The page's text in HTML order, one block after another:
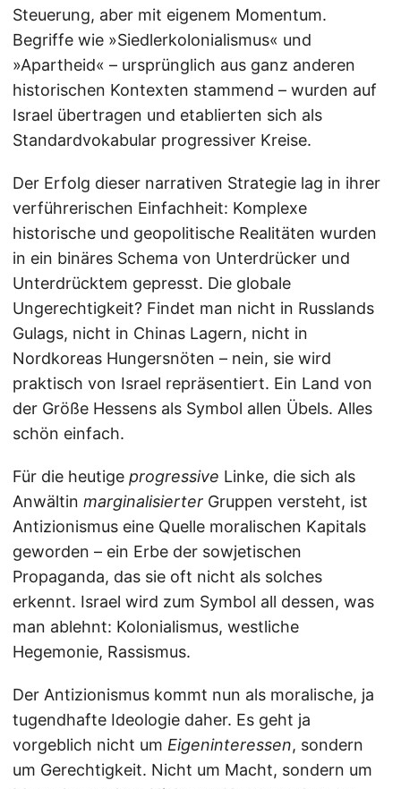
Steuerung, aber mit eigenem Momentum.
Begriffe wie »Siedlerkolonialismus« und
»Apartheid« – ursprünglich aus ganz anderen
historischen Kontexten stammend – wurden auf
Israel übertragen und etablierten sich als
Standardvokabular progressiver Kreise.
Der Erfolg dieser narrativen Strategie lag in ihrer
verführerischen Einfachheit: Komplexe
historische und geopolitische Realitäten wurden
in ein binäres Schema von Unterdrücker und
Unterdrücktem gepresst. Die globale
Ungerechtigkeit? Findet man nicht in Russlands
Gulags, nicht in Chinas Lagern, nicht in
Nordkoreas Hungersnöten – nein, sie wird
praktisch von Israel repräsentiert. Ein Land von
der Größe Hessens als Symbol allen Übels. Alles
schön einfach.
Für die heutige progressive Linke, die sich als
Anwältin marginalisierter Gruppen versteht, ist
Antizionismus eine Quelle moralischen Kapitals
geworden – ein Erbe der sowjetischen
Propaganda, das sie oft nicht als solches
erkennt. Israel wird zum Symbol all dessen, was
man ablehnt: Kolonialismus, westliche
Hegemonie, Rassismus.
Der Antizionismus kommt nun als moralische, ja
tugendhafte Ideologie daher. Es geht ja
vorgeblich nicht um Eigeninteressen, sondern
um Gerechtigkeit. Nicht um Macht, sondern um